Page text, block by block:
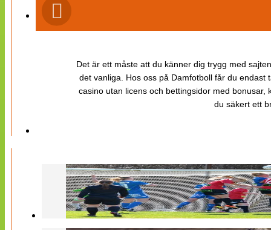
Det är ett måste att du känner dig trygg med
det vanliga. Hos oss på Damfotboll får du
casino utan licens och bettingsidor med
du säkert ett